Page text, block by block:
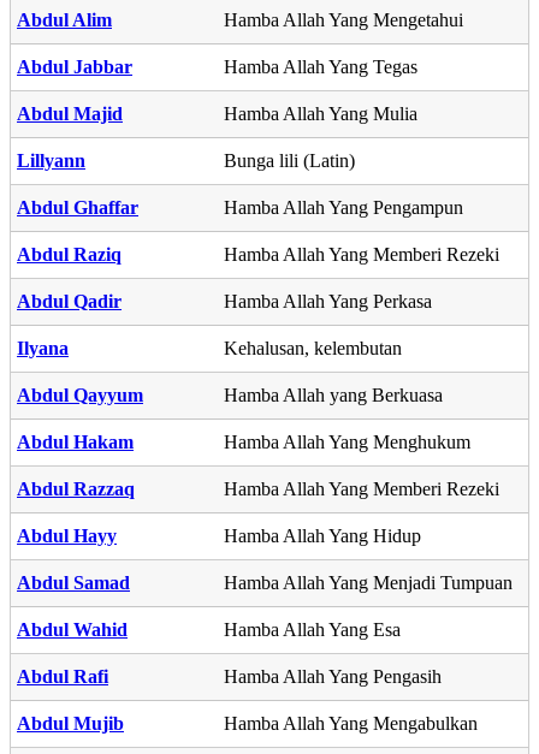
Abdul Alim Hamba Allah Yang Mengetahui
Abdul Jabbar Hamba Allah Yang Tegas
Abdul Majid Hamba Allah Yang Mulia
Lillyann Bunga lili (Latin)
Abdul Ghaffar Hamba Allah Yang Pengampun
Abdul Raziq Hamba Allah Yang Memberi Rezeki
Abdul Qadir Hamba Allah Yang Perkasa
Ilyana Kehalusan, kelembutan
Abdul Qayyum Hamba Allah yang Berkuasa
Abdul Hakam Hamba Allah Yang Menghukum
Abdul Razzaq Hamba Allah Yang Memberi Rezeki
Abdul Hayy Hamba Allah Yang Hidup
Abdul Samad Hamba Allah Yang Menjadi Tumpuan
Abdul Wahid Hamba Allah Yang Esa
Abdul Rafi Hamba Allah Yang Pengasih
Abdul Mujib Hamba Allah Yang Mengabulkan